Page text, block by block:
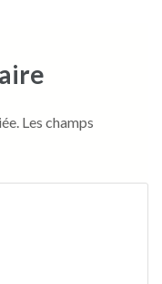
Les champs